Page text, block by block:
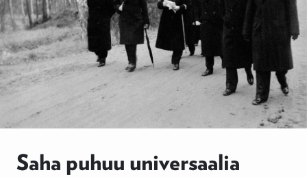
Saha puhuu universaalia